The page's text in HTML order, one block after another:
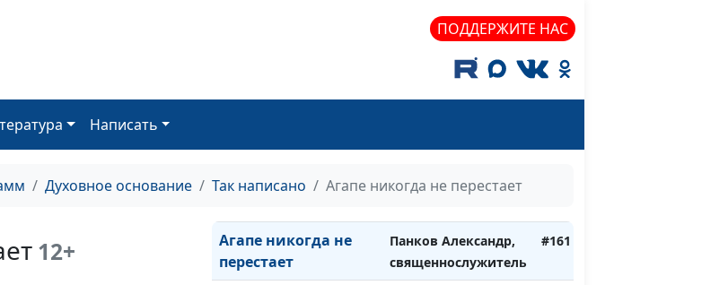
ПОДДЕРЖИТЕ НАС
Написать
Духовное основание Так написано Агапе никогда не перестает
12+
священнослужитель
Панков Александр,
#164
(вторая часть)
священнослужитель
Истинный Израиль
Панков Александр,
Агапе никогда не
перестает
Панков Александр,
священнослужитель
#161